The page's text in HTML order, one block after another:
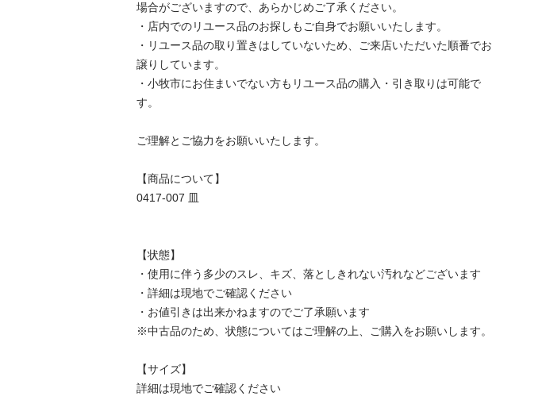
場合がございますので、あらかじめご了承ください。
・店内でのリユース品のお探しもご自身でお願いいたします。
・リユース品の取り置きはしていないため、ご来店いただいた順番でお
譲りしています。
・小牧市にお住まいでない方もリユース品の購入・引き取りは可能で
す。
ご理解とご協力をお願いいたします。
【商品について】
0417-007 皿
【状態】
・使用に伴う多少のスレ、キズ、落としきれない汚れなどございます
・詳細は現地でご確認ください
・お値引きは出来かねますのでご了承願います
※中古品のため、状態についてはご理解の上、ご購入をお願いします。
【サイズ】
詳細は現地でご確認ください